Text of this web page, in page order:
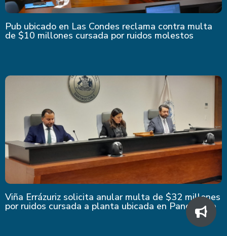
Pub ubicado en Las Condes reclama contra multa
de $10 millones cursada por ruidos molestos
Viña Errázuriz solicita anular multa de $32 millones
por ruidos cursada a planta ubicada en Panquehue